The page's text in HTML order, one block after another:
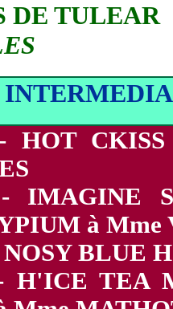
DE TULEAR
HOT
IMAGINE
à
BLUE
H'ICE TEA